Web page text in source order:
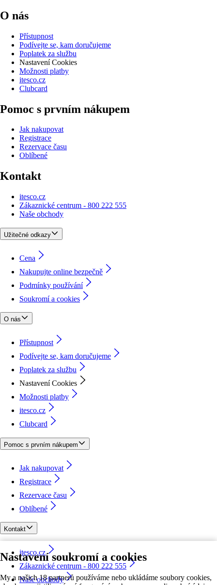
Nastavení soukromí a cookies
My a našich 18 partnerů používáme nebo ukládáme soubory cookies,
O nás
Přístupnost
Podívejte se, kam doručujeme
Poplatek za službu
Nastavení Cookies
Možnosti platby
itesco.cz
Clubcard
Pomoc s prvním nákupem
Jak nakupovat
Registrace
Rezervace času
Oblíbené
Kontakt
itesco.cz
Zákaznické centrum - 800 222 555
Naše obchody
Užitečné odkazy
Cena
Nakupujte online bezpečně
Podmínky používání
Soukromí a cookies
O nás
Přístupnost
Podívejte se, kam doručujeme
Poplatek za službu
Nastavení Cookies
Možnosti platby
itesco.cz
Clubcard
Pomoc s prvním nákupem
Jak nakupovat
Registrace
Rezervace času
Oblíbené
Kontakt
itesco.cz
Zákaznické centrum - 800 222 555
Naše obchody